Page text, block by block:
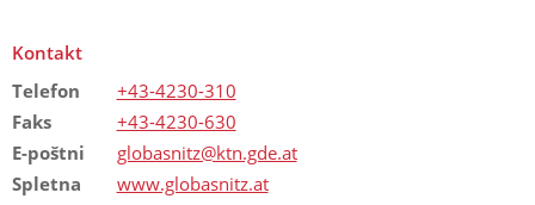
Kontakt
Telefon
+43-4230-310
Faks
+43-4230-630
E-poštni
globasnitz@ktn.gde.at
Spletna
www.globasnitz.at